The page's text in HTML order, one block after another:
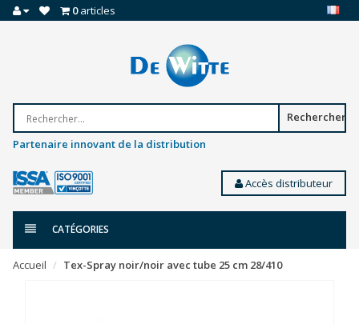
0articles
Rechercher
Partenaire innovant de la distribution
Accès distributeur
CATÉGORIES
Accueil Tex-Spray noir/noir avec tube 25 cm 28/410